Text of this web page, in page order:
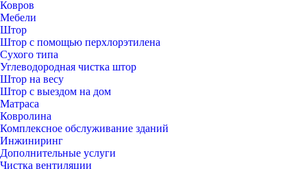
Ковров
Мебели
Штор
Штор с помощью перхлорэтилена
Сухого типа
Углеводородная чистка штор
Штор на весу
Штор с выездом на дом
Матраса
Ковролина
Комплексное обслуживание зданий
Инжиниринг
Дополнительные услуги
Чистка вентиляции